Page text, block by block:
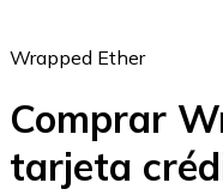
Ethereum
Wrapped Ether
Comprar
tarjeta